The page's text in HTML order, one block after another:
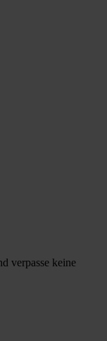
verpasse keine